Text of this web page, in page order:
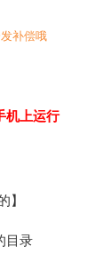
补偿哦
机上运行
】
目录